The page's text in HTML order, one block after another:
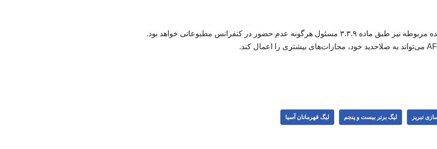
همچنین باشگاه شرکت‌کننده مربوطه نیز طبق ماده ۳.۳.۹ مسئول هرگونه عدم حضور در کنفرانس مطبوعاتی خواهد بود.
تبریز لیگ برتر بیست و پنجم لیگ قهرمانان آسیا